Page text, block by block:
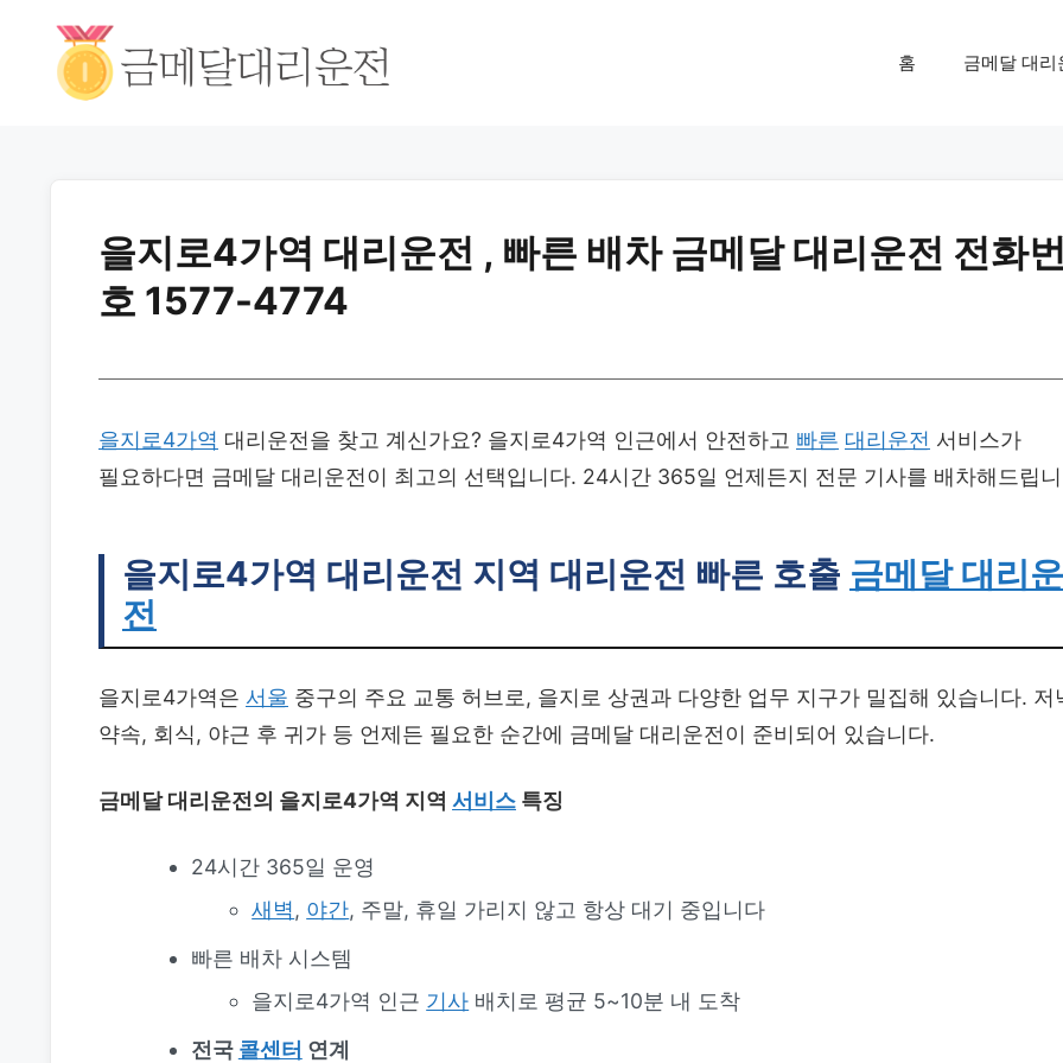
홈 금메달 대리
을지로4가역 대리운전 , 빠른 배차 금메달 대리운전 전화
호 1577-4774
을지로4가역 대리운전을 찾고 계신가요? 을지로4가역 인근에서 안전하고 빠른 대리운전 서비스가
필요하다면 금메달 대리운전이 최고의 선택입니다. 24시간 365일 언제든지 전문 기사를 배차해드립
을지로4가역 대리운전 지역 대리운전 빠른 호출 금메달 대리운
전
을지로4가역은 서울 중구의 주요 교통 허브로, 을지로 상권과 다양한 업무 지구가 밀집해 있습니다. 저
약속, 회식, 야근 후 귀가 등 언제든 필요한 순간에 금메달 대리운전이 준비되어 있습니다.
금메달 대리운전의 을지로4가역 지역 서비스 특징
24시간 365일 운영
새벽, 야간, 주말, 휴일 가리지 않고 항상 대기 중입니다
빠른 배차 시스템
을지로4가역 인근 기사 배치로 평균 5~10분 내 도착
전국 콜센터 연계